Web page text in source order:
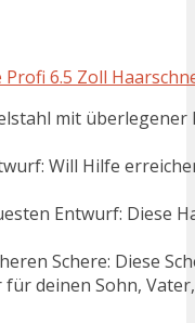
6.5 Zoll
mit
Will Hilfe
Entwurf: Diese
Schere: Diese
deinen Sohn,